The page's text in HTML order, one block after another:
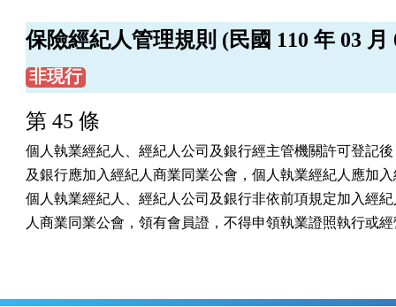
保險經紀人管理規則 (民國 110 年 03 月
非現行
第 45 條
個人執業經紀人、經紀人公司及銀行經主管機關許可登記
及銀行應加入經紀人商業同業公會，個人執業經紀人應加
個人執業經紀人、經紀人公司及銀行非依前項規定加入經
人商業同業公會，領有會員證，不得申領執業證照執行或